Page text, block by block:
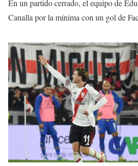
En un partido cerrado, el equipo de
Canalla por la mínima con un gol de